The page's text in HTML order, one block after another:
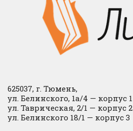
625037, г. Тюмень,
ул. Белинского, 1а/4 — корпус 1
ул. Таврическая, 2/1 — корпус 2
ул. Белинского 18/1 — корпус 3